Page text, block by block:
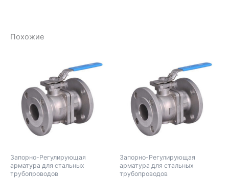
Похожие
Запорно-Регулирующая
арматура для стальных
трубопроводов
Запорно-Регулирующая
арматура для стальных
трубопроводов